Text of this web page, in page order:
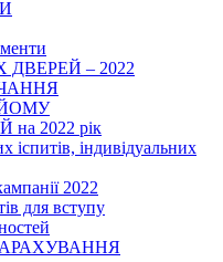
ДВЕРЕЙ – 2022
2022 рік
іспитів, індивідуальних
2022
для вступу